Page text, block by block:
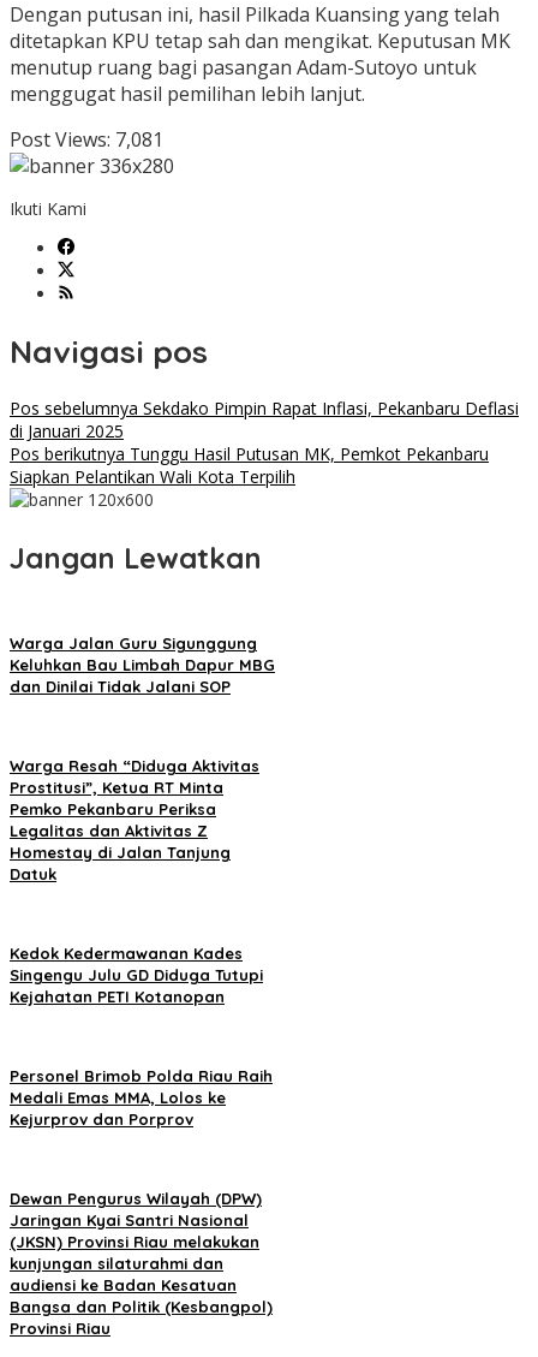
Dengan putusan ini, hasil Pilkada Kuansing yang telah
ditetapkan KPU tetap sah dan mengikat. Keputusan MK
menutup ruang bagi pasangan Adam-Sutoyo untuk
menggugat hasil pemilihan lebih lanjut.
Post Views: 7,081
Ikuti Kami
Navigasi pos
Pos sebelumnya Sekdako Pimpin Rapat Inflasi, Pekanbaru Deflasi
di Januari 2025
Pos berikutnya Tunggu Hasil Putusan MK, Pemkot Pekanbaru
Siapkan Pelantikan Wali Kota Terpilih
Jangan Lewatkan
Warga Jalan Guru Sigunggung
Keluhkan Bau Limbah Dapur MBG
dan Dinilai Tidak Jalani SOP
Warga Resah “Diduga Aktivitas
Prostitusi”, Ketua RT Minta
Pemko Pekanbaru Periksa
Legalitas dan Aktivitas Z
Homestay di Jalan Tanjung
Datuk
Kedok Kedermawanan Kades
Singengu Julu GD Diduga Tutupi
Kejahatan PETI Kotanopan
Personel Brimob Polda Riau Raih
Medali Emas MMA, Lolos ke
Kejurprov dan Porprov
Dewan Pengurus Wilayah (DPW)
Jaringan Kyai Santri Nasional
(JKSN) Provinsi Riau melakukan
kunjungan silaturahmi dan
audiensi ke Badan Kesatuan
Bangsa dan Politik (Kesbangpol)
Provinsi Riau